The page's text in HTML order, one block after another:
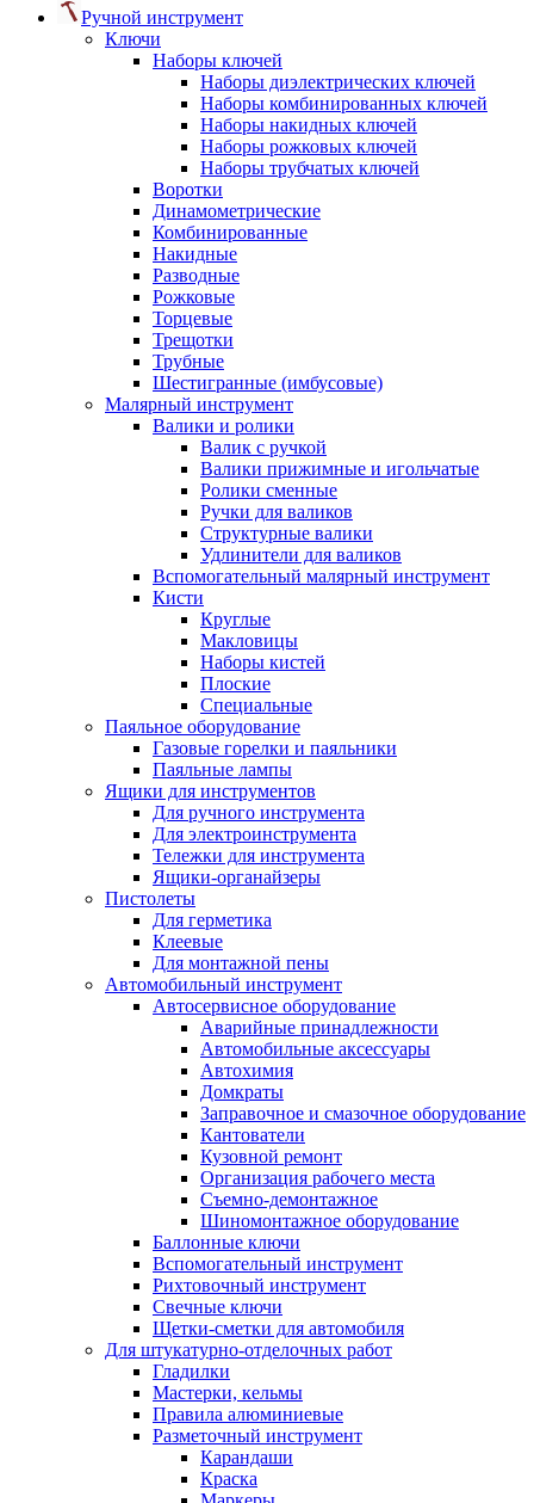
Ручной инструмент
Ключи
Наборы ключей
Наборы диэлектрических ключей
Наборы комбинированных ключей
Наборы накидных ключей
Наборы рожковых ключей
Наборы трубчатых ключей
Воротки
Динамометрические
Комбинированные
Накидные
Разводные
Рожковые
Торцевые
Трещотки
Трубные
Шестигранные (имбусовые)
Малярный инструмент
Валики и ролики
Валик с ручкой
Валики прижимные и игольчатые
Ролики сменные
Ручки для валиков
Структурные валики
Удлинители для валиков
Вспомогательный малярный инструмент
Кисти
Круглые
Макловицы
Наборы кистей
Плоские
Специальные
Паяльное оборудование
Газовые горелки и паяльники
Паяльные лампы
Ящики для инструментов
Для ручного инструмента
Для электроинструмента
Тележки для инструмента
Ящики-органайзеры
Пистолеты
Для герметика
Клеевые
Для монтажной пены
Автомобильный инструмент
Автосервисное оборудование
Аварийные принадлежности
Автомобильные аксессуары
Автохимия
Домкраты
Заправочное и смазочное оборудование
Кантователи
Кузовной ремонт
Организация рабочего места
Съемно-демонтажное
Шиномонтажное оборудование
Баллонные ключи
Вспомогательный инструмент
Рихтовочный инструмент
Свечные ключи
Щетки-сметки для автомобиля
Для штукатурно-отделочных работ
Гладилки
Мастерки, кельмы
Правила алюминиевые
Разметочный инструмент
Карандаши
Краска